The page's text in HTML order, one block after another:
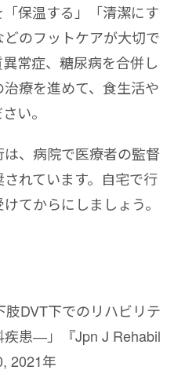
保温する」「清潔にす
のフットケアが大切で
常症、糖尿病を合併し
療を進めて、食生活や
い。
、病院で医療者の監督
れています。自宅で行
てからにしましょう。
DVT下でのリハビリテ
患―」『Jpn J Rehabil
2021年